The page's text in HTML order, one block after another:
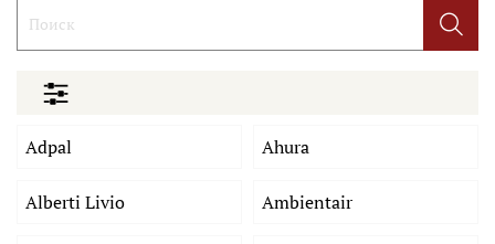
Adpal Ahura
Alberti Livio Ambientair